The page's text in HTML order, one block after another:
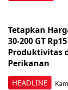
HEADLINE
Tetapkan
30-200 GT
Produktivitas
Perikanan